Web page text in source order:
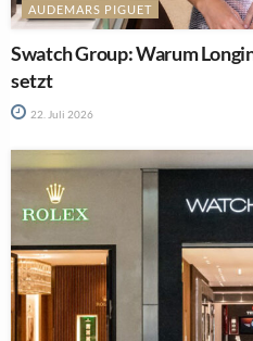
AUDEMARS PIGUET
Swatch Group: Warum
setzt
22. Juli 2026